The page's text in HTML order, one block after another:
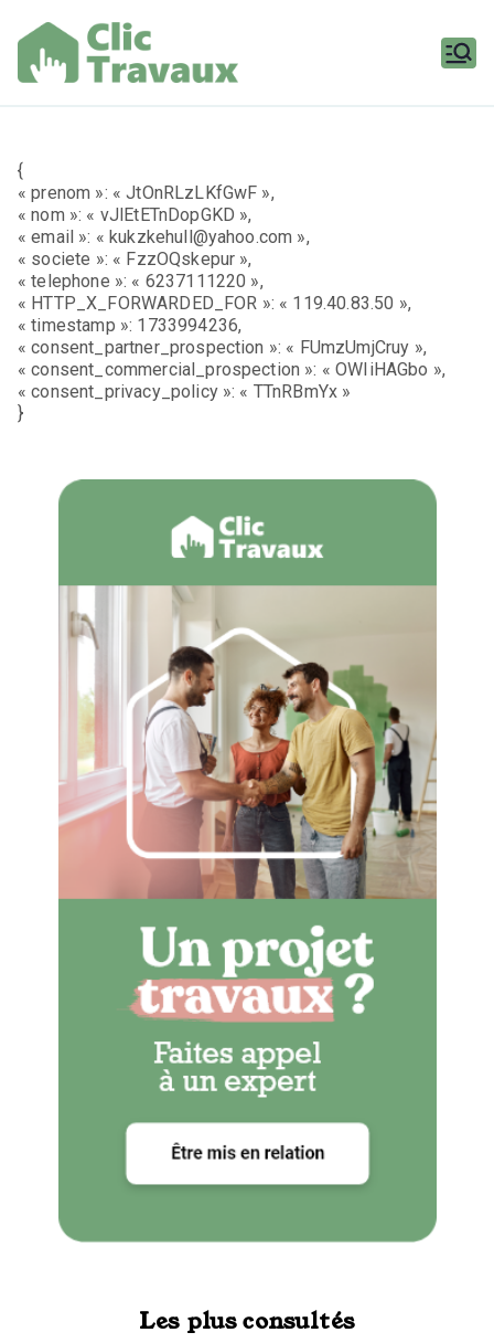
contenu
{
« prenom »: « JtOnRLzLKfGwF »,
« nom »: « vJlEtETnDopGKD »,
« email »: « kukzkehull@yahoo.com »,
« societe »: « FzzOQskepur »,
« telephone »: « 6237111220 »,
« HTTP_X_FORWARDED_FOR »: « 119.40.83.50 »,
« timestamp »: 1733994236,
« consent_partner_prospection »: « FUmzUmjCruy »,
« consent_commercial_prospection »: « OWIiHAGbo »,
« consent_privacy_policy »: « TTnRBmYx »
}
Les plus consultés